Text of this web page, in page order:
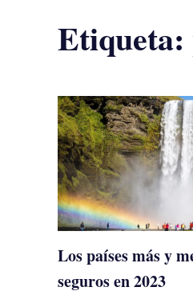
Etiqueta:
Los países más y
seguros en 2023